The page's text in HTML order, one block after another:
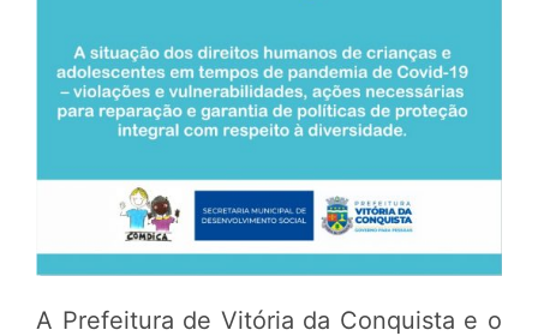
A Prefeitura de Vitória da Conquista e o